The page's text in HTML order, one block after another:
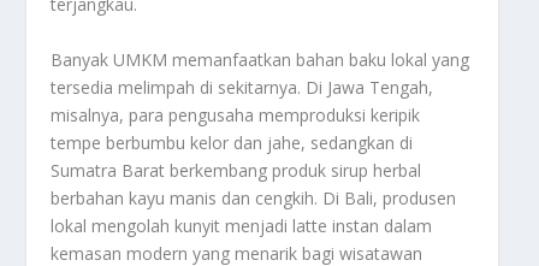
Banyak UMKM memanfaatkan bahan baku lokal yang
tersedia melimpah di sekitarnya. Di Jawa Tengah,
misalnya, para pengusaha memproduksi keripik
tempe berbumbu kelor dan jahe, sedangkan di
Sumatra Barat berkembang produk sirup herbal
berbahan kayu manis dan cengkih. Di Bali, produsen
lokal mengolah kunyit menjadi latte instan dalam
kemasan modern yang menarik bagi wisatawan